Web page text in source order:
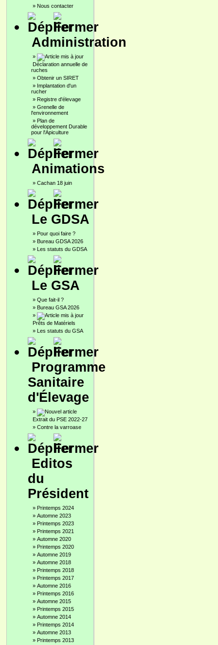
» Nous contacter
Administration
»
Déclaration annuelle de
ruches
» Obtenir un SIRET
» Implantation d'un
rucher
» Registre d'élevage
» Grenelle de
l'environnement
» Plan de
développement Durable
pour l'Apiculture
Animations
» Cachan 18 juin
Le GDSA
» Pour quoi faire ?
» Bureau GDSA 2026
» Les statuts du GDSA
Le GSA
» Que fait-il ?
» Bureau GSA 2026
»
Prêts de Matériels
» Les statuts du GSA
Programme
Sanitaire
d'Élevage
»
Extrait du PSE 2022-27
» Contre la varroase
Editos
du
Président
» Printemps 2024
» Automne 2023
» Printemps 2023
» Printemps 2021
» Automne 2020
» Printemps 2020
» Automne 2019
» Automne 2018
» Printemps 2018
» Printemps 2017
» Automne 2016
» Printemps 2016
» Automne 2015
» Printemps 2015
» Automne 2014
» Printemps 2014
» Automne 2013
» Printemps 2013